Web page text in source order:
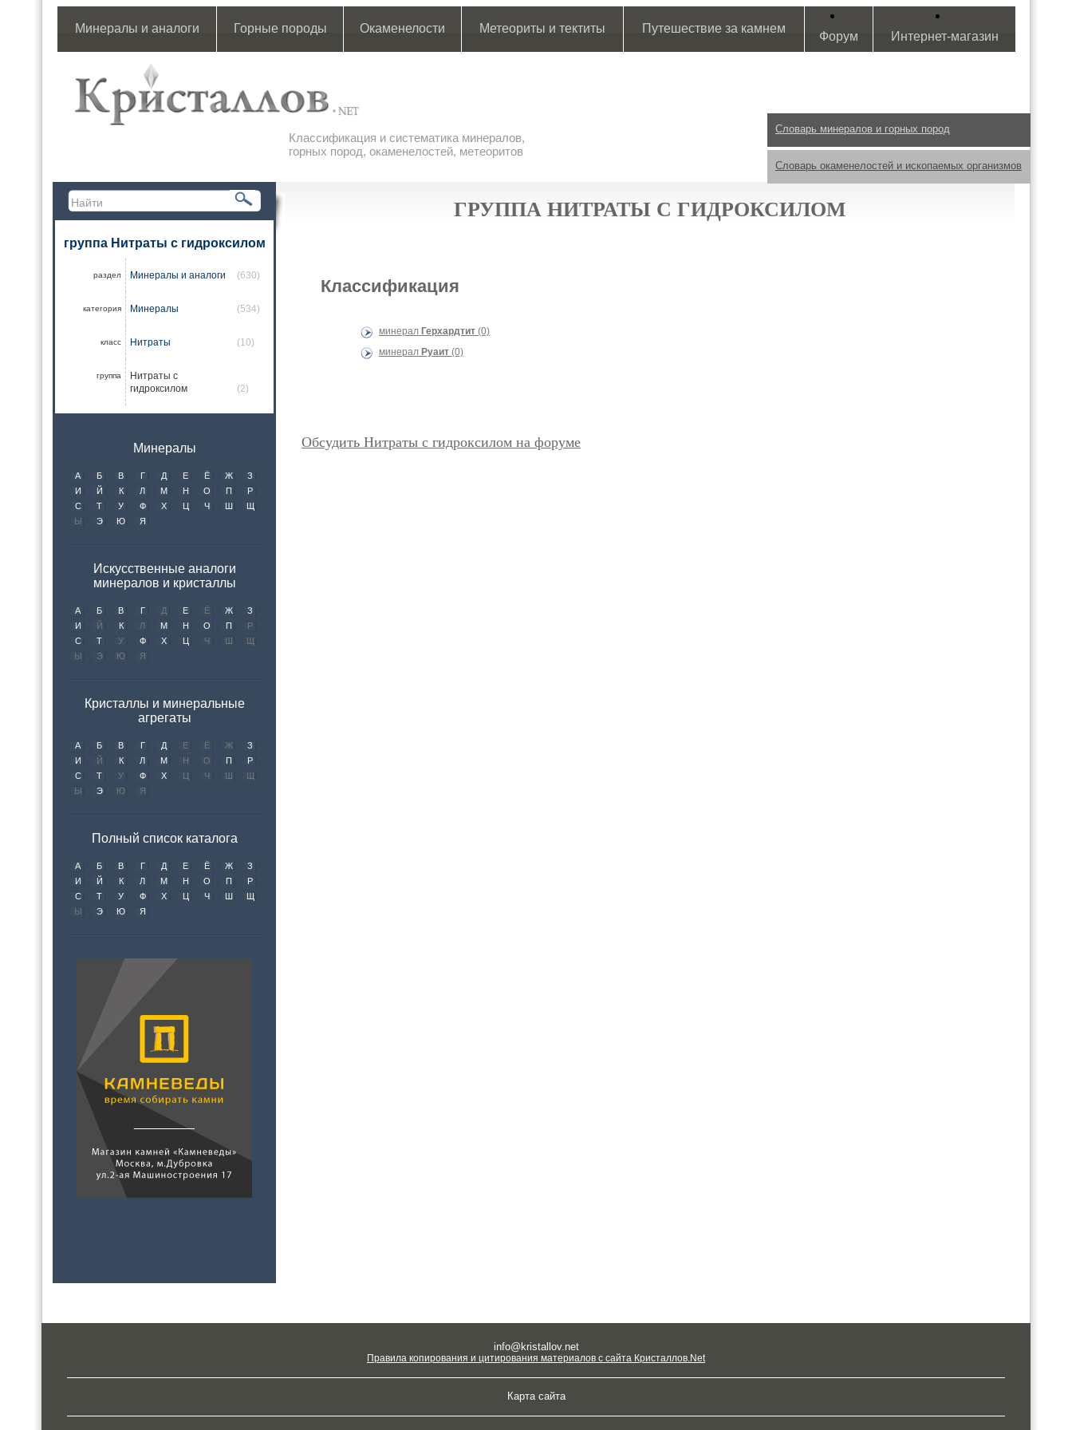
Минералы и аналоги Горные породы Окаменелости Метеориты и тектиты Путешествие за камнем
Форум Интернет-магазин
Классификация и систематика минералов,
горных пород, окаменелостей, метеоритов
Словарь минералов и горных пород
Словарь окаменелостей и ископаемых организмов
группа Нитраты с гидроксилом
раздел Минералы и аналоги (630)
категория Минералы (534)
класс Нитраты (10)
группа
Нитраты с
гидроксилом
(2)
Минералы
А Б В Г Д Е Ё Ж
З
И
Й К Л М Н О П
Р
С
Т У Ф Х Ц Ч Ш
Щ
Ы
Э Ю Я
Искусственные аналоги
минералов и кристаллы
А Б В Г Д Е Ё Ж
З
И
Й К Л М Н О П
Р
С
Т У Ф Х Ц Ч Ш
Щ
Ы
Э Ю Я
Кристаллы и минеральные
агрегаты
А Б В Г Д Е Ё Ж
З
И
Й К Л М Н О П
Р
С
Т У Ф Х Ц Ч Ш
Щ
Ы
Э Ю Я
Полный список каталога
А Б В Г Д Е Ё Ж
З
И
Й К Л М Н О П
Р
С
Т У Ф Х Ц Ч Ш
Щ
Ы
Э Ю Я
ГРУППА НИТРАТЫ С ГИДРОКСИЛОМ
Классификация
минерал Герхардтит (0)
минерал Руаит (0)
Обсудить Нитраты с гидроксилом на форуме
info@kristallov.net
Правила копирования и цитирования материалов с сайта Кристаллов.Net
Карта сайта